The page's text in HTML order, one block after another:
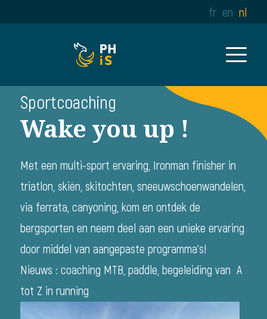
fr en nl
Sportcoaching
Wake you up !
Met een multi-sport ervaring, Ironman finisher in
triatlon, skiën, skitochten, sneeuwschoenwandelen,
via ferrata, canyoning, kom en ontdek de
bergsporten en neem deel aan een unieke ervaring
door middel van aangepaste programma's!
Nieuws : coaching MTB, paddle, begeleiding van A
tot Z in running